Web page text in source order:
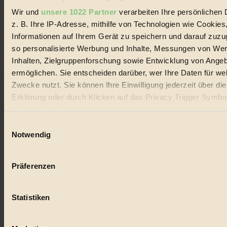
Wir und unsere 1022 Partner verarbeiten Ihre persönlichen
z. B. Ihre IP-Adresse, mithilfe von Technologien wie
Informationen auf Ihrem Gerät zu speichern und darauf
so personalisierte Werbung und Inhalte, Messungen von
Inhalten, Zielgruppenforschung sowie Entwicklung von
ermöglichen. Sie entscheiden darüber, wer Ihre Daten für
Zwecke nutzt. Sie können Ihre Einwilligung jederzeit über
Erklärung oder durch Klicken auf das Privacy Trigger
oder widerrufen
Wenn Sie es erlauben, würden wir auch gerne:
Ihr Gerät durch aktives Scannen nach bestimmten
Erfahren Sie mehr darüber, wie Ihre persönlichen Daten
Notwendig
Präferenzen
Statistiken
© 2026 Biorama GmbH
Impressum & Disclaimer
Datenschutz
Mediadaten
Biorama steht für einen nachhaltigen Lebensstil und bewussten
Lebenswandel. Es ist eine moderne Plattform für Ideen, Menschen
und Produkte, ein Leitfaden im schnell wachsenden Markt des
Handels mit Bioprodukten, des Fair-Trade sowie der Branche
Social Media
Folge uns auf Instagram